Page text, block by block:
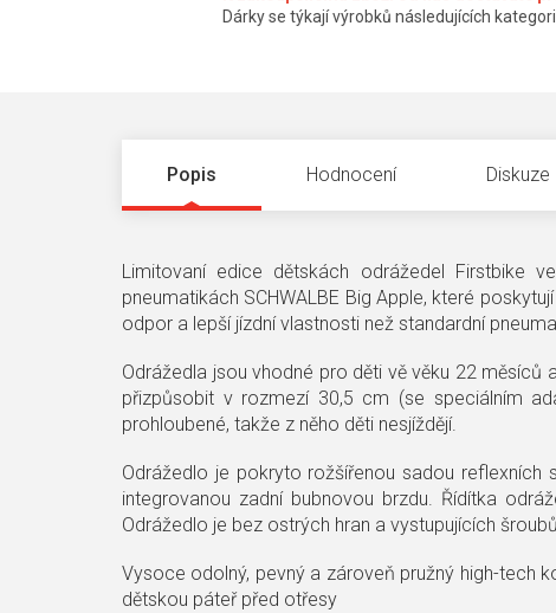
Dárky se týkají výrobků následujících
Popis Hodnocení Diskuze
Limitovaní edice dětskách odrážedel Firstbike
pneumatikách SCHWALBE Big Apple, které
odpor a lepší jízdní vlastnosti než standardní
Odrážedla jsou vhodné pro děti vě věku 22 měsíců
přizpůsobit v rozmezí 30,5 cm (se speciálním
prohloubené, takže z něho děti nesjíždějí.
Odrážedlo je pokryto rožšířenou sadou
integrovanou zadní bubnovou brzdu. Řídítka
Odrážedlo je bez ostrých hran a vystupujících
Vysoce odolný, pevný a zároveň pružný high-tech
dětskou páteř před otřesy